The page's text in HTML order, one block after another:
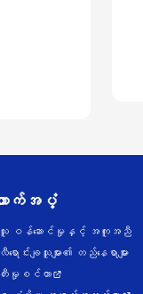
ောက်အပံ့
သူ ဝန်ဆောင်မှုနှင့် အကူအညီ
ာင်းချသူများ၏ တည်နေရာများ
းမှုစင်တာ